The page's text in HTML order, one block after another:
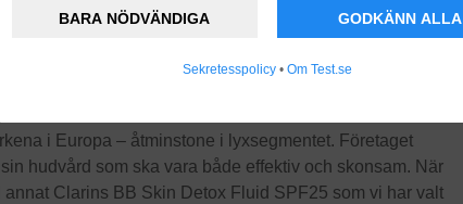
BARA NÖDVÄNDIGA GODKÄNN ALLA
Sekretesspolicy • Om Test.se
i Europa – åtminstone i lyxsegmentet. Företaget
hudvård som ska vara både effektiv och skonsam. När
Clarins BB Skin Detox Fluid SPF25 som vi har valt